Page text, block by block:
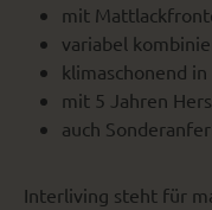
mit
variabel
klimaschonend
mit 5 Jahren
auch
Interliving steht für